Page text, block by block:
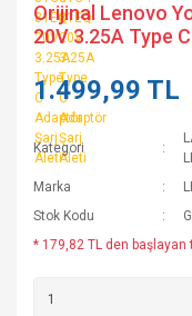
Orijinal Lenovo
20V 3.25A Type
1.499,99 TL
Kategori
Marka
Stok Kodu
* 179,82 TL den başlayan